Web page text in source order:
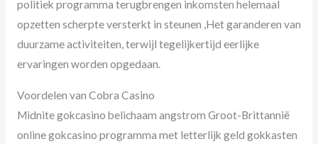
politiek programma terugbrengen inkomsten helemaal
opzetten scherpte versterkt in steunen ,Het garanderen van
duurzame activiteiten, terwijl tegelijkertijd eerlijke
ervaringen worden opgedaan.
Voordelen van Cobra Casino
Midnite gokcasino belichaam angstrom Groot-Brittannië
online gokcasino programma met letterlijk geld gokkasten